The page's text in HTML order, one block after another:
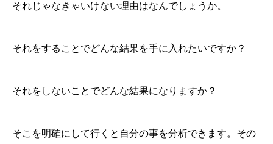
それじゃなきゃいけない理由はなんでしょうか。
それをすることでどんな結果を手に入れたいですか？
それをしないことでどんな結果になりますか？
そこを明確にして行くと自分の事を分析できます。その